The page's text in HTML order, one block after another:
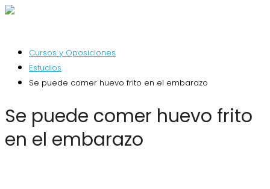
Cursos y Oposiciones
Estudios
Se puede comer huevo frito en el embarazo
Se puede comer huevo frito
en el embarazo